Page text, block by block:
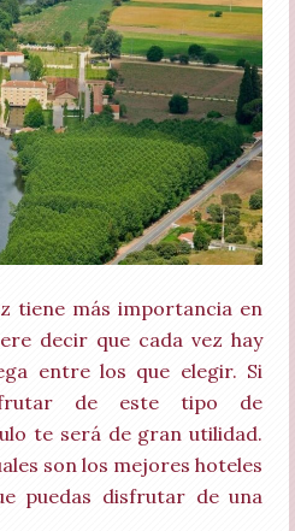
tiene más importancia en
decir que cada vez hay
entre los que elegir. Si
de este tipo de
te será de gran utilidad.
son los mejores hoteles
puedas disfrutar de una